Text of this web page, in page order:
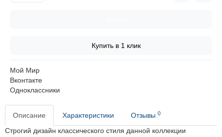
Купить в 1 клик
Мой Мир
Вконтакте
Одноклассники
Описание Характеристики Отзывы 0
Строгий дизайн классического стиля данной коллекции